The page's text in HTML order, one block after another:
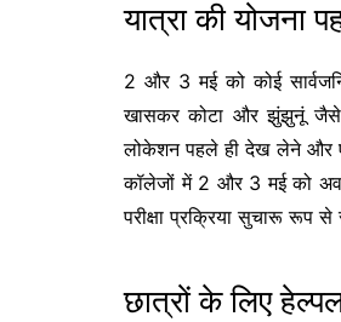
यात्रा की योजना
2 और 3 मई को कोई
खासकर कोटा और झुंझुनूं जैसे
लोकेशन पहले ही देख लेने और
कॉलेजों में 2 और 3 मई को
परीक्षा प्रक्रिया सुचारू रूप
छात्रों के लिए